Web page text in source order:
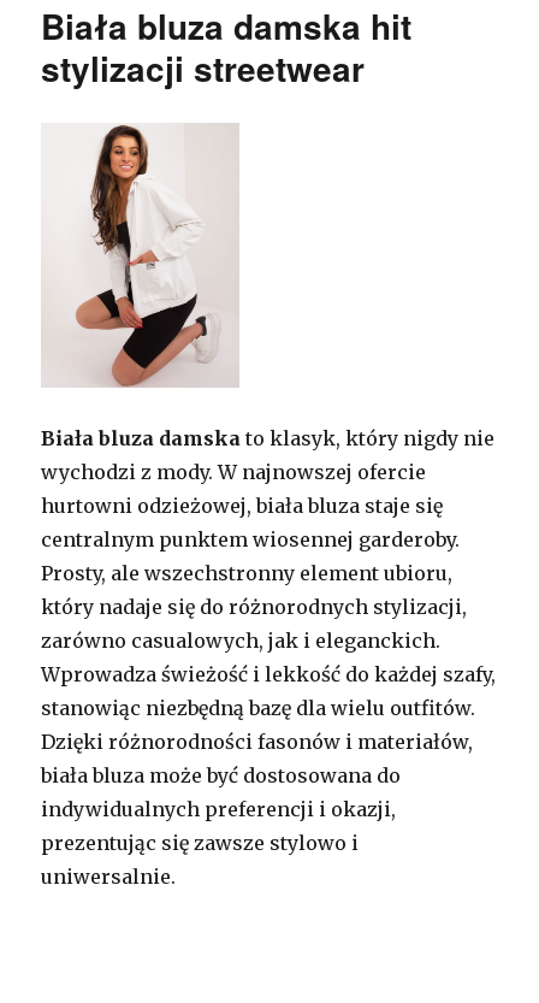
Biała bluza damska hit
stylizacji streetwear
Biała bluza damska to klasyk, który nigdy nie
wychodzi z mody. W najnowszej ofercie
hurtowni odzieżowej, biała bluza staje się
centralnym punktem wiosennej garderoby.
Prosty, ale wszechstronny element ubioru,
który nadaje się do różnorodnych stylizacji,
zarówno casualowych, jak i eleganckich.
Wprowadza świeżość i lekkość do każdej szafy,
stanowiąc niezbędną bazę dla wielu outfitów.
Dzięki różnorodności fasonów i materiałów,
biała bluza może być dostosowana do
indywidualnych preferencji i okazji,
prezentując się zawsze stylowo i
uniwersalnie.